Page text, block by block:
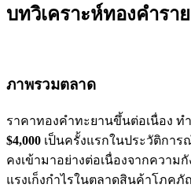
บทวิเคราะห์ทองคำรา
ภาพรวมตลาด
ราคาทองคำทะยานขึ้นต่อเนื่อง ท
$4,000 เป็นครั้งแรกในประวัติกา
คงเข้ามาอย่างต่อเนื่องจากความ
แรงเก็งกำไรในตลาดสินค้าโภค